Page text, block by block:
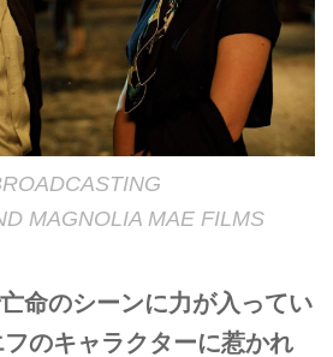
MAGNOLIA MAE FILMS
命のシーンに力が入ってい
のキャラクターに惹かれ